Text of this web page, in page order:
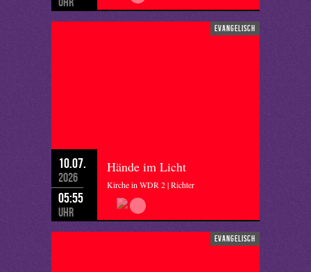
evangelisch
10.07.
2026
05:55
Uhr
Hände im Licht
Kirche in WDR 2 | Richter
evangelisch